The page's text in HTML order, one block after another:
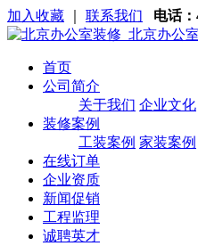
加入收藏 联系我们 电话：
首页
公司简介
关于我们 企业文化
装修案例
工装案例 家装案例
在线订单
企业资质
新闻促销
工程监理
诚聘英才